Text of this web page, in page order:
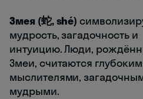
Змея (蛇, shé)
мудрость, загадочность и
интуицию. Люди,
Змеи, считаются
мыслителями,
мудрыми.